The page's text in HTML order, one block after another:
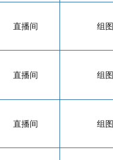
直播间 组图
直播间 组图
直播间 组图